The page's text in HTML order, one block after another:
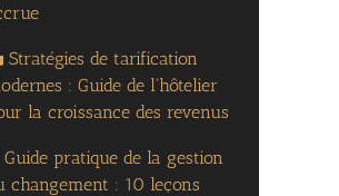
Stratégies de tarification
: Guide de l'hôtelier
la croissance des revenus
Guide pratique de la gestion
changement : 10 leçons